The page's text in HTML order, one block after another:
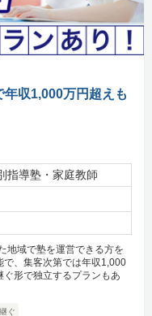
年収1,000万円超えも
指導塾・家庭教師
地域で塾を運営できる方を
で、集客次第では年収1,000
形で独立するプランもあ
ぐ